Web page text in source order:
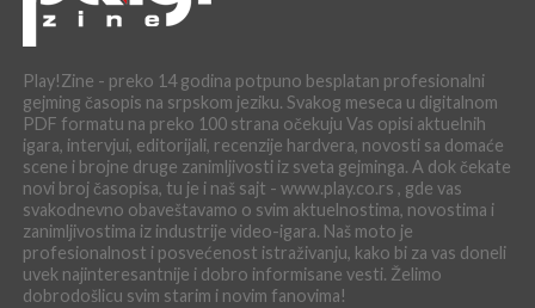
Play!Zine - preko 14 godina potpuno besplatan profesionalni
gejming časopis na srpskom jeziku. Svakog meseca u digitalnom
PDF formatu na preko 100 strana očekuju Vas opisi aktuelnih
igara, intervjui, editorijali, recenzije hardvera, novosti sa domaće
scene i brojne druge zanimljivosti iz sveta gejminga. A dok čekate
novi broj časopisa, tu je i naš sajt - www.play.co.rs , gde vas
svakodnevno obaveštavamo o svim aktuelnostima, novostima i
zanimljivostima iz industrije video-igara. Naš moto je
profesionalnost i posvećenost istraživanju, kako bi za vas doneli
uvek najinteresantnije i dobro informisane vesti. Želimo
dobrodošlicu svim starim i novim fanovima!